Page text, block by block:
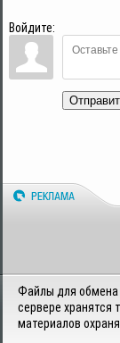
Войдите:
Файлы для обмена
сервере хранятся
материалов